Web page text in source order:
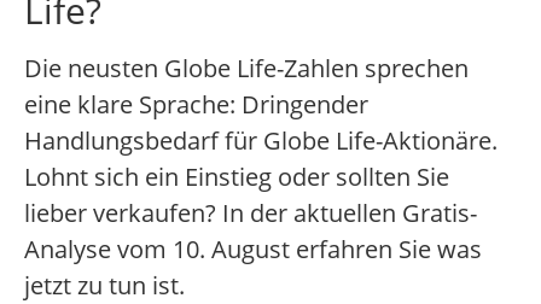
Life?
Die neusten Globe Life-Zahlen sprechen
eine klare Sprache: Dringender
Handlungsbedarf für Globe Life-Aktionäre.
Lohnt sich ein Einstieg oder sollten Sie
lieber verkaufen? In der aktuellen Gratis-
Analyse vom 10. August erfahren Sie was
jetzt zu tun ist.